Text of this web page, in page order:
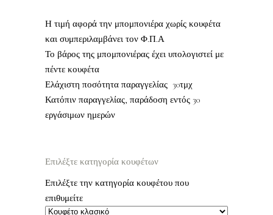
Η τιμή αφορά την μπομπονιέρα χωρίς κουφέτα
και συμπεριλαμβάνει τον Φ.Π.Α
Το βάρος της μπομπονιέρας έχει υπολογιστεί με
πέντε κουφέτα
Ελάχιστη ποσότητα παραγγελίας 30τμχ
Κατόπιν παραγγελίας, παράδοση εντός 30
εργάσιμων ημερών
Επιλέξτε κατηγορία κουφέτων
Επιλέξτε την κατηγορία κουφέτου που
επιθυμείτε